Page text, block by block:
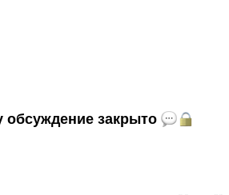
обсуждение закрыто